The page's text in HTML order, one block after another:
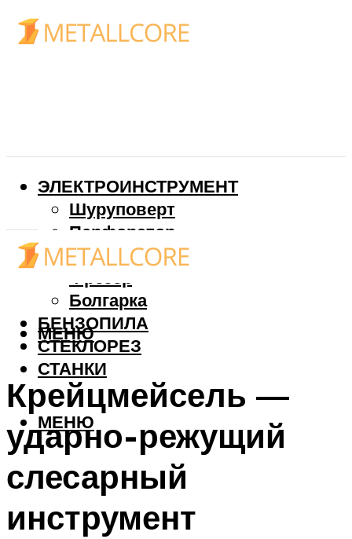
ЭЛЕКТРОИНСТРУМЕНТ
Шуруповерт
Перфоратор
Дрель
Фрезер
Болгарка
БЕНЗОПИЛА
СТЕКЛОРЕЗ
СТАНКИ
МЕНЮ
МЕНЮ
Крейцмейсель —
ударно-режущий
слесарный
инструмент